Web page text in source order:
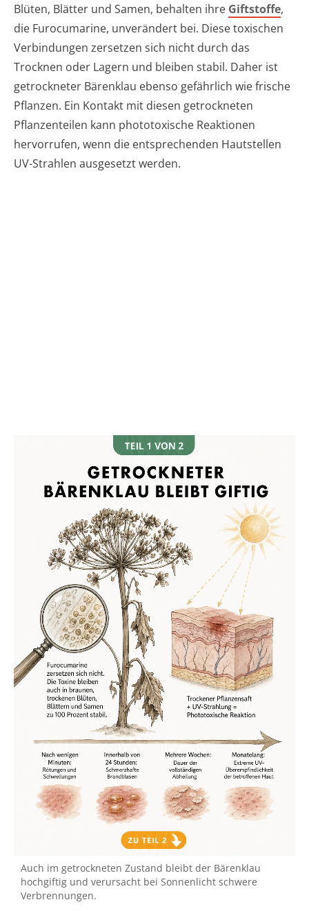
Blüten, Blätter und Samen, behalten ihre Giftstoffe,
die Furocumarine, unverändert bei. Diese toxischen
Verbindungen zersetzen sich nicht durch das
Trocknen oder Lagern und bleiben stabil. Daher ist
getrockneter Bärenklau ebenso gefährlich wie frische
Pflanzen. Ein Kontakt mit diesen getrockneten
Pflanzenteilen kann phototoxische Reaktionen
hervorrufen, wenn die entsprechenden Hautstellen
UV-Strahlen ausgesetzt werden.
Auch im getrockneten Zustand bleibt der Bärenklau
hochgiftig und verursacht bei Sonnenlicht schwere
Verbrennungen.